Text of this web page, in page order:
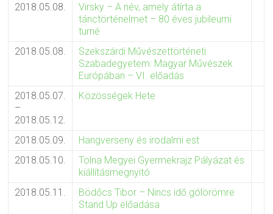
2018.05.08.
Virsky – A név, amely átírta a
tánctörténelmet – 80 éves jubileumi
turné
2018.05.08.
Szekszárdi Művészettörténeti
Szabadegyetem: Magyar Művészek
Európában – VI. előadás
2018.05.07.
–
2018.05.12.
Közösségek Hete
2018.05.09.
Hangverseny és irodalmi est
2018.05.10.
Tolna Megyei Gyermekrajz Pályázat és
kiállításmegnyitó
2018.05.11.
Bödőcs Tibor – Nincs idő gólörömre
Stand Up előadása